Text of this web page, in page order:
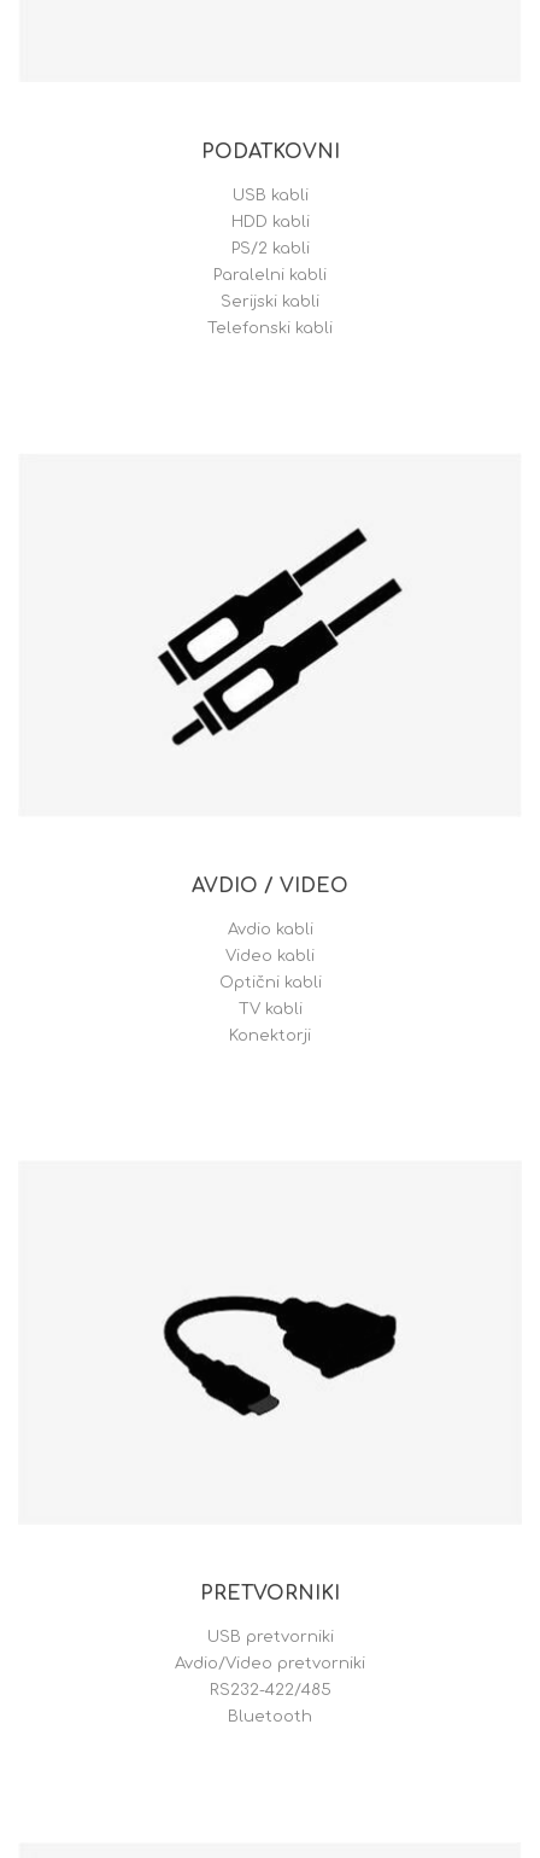
PODATKOVNI
USB kabli
HDD kabli
PS/2 kabli
Paralelni kabli
Serijski kabli
Telefonski kabli
AVDIO / VIDEO
Avdio kabli
Video kabli
Optični kabli
TV kabli
Konektorji
PRETVORNIKI
USB pretvorniki
Avdio/Video pretvorniki
RS232-422/485
Bluetooth